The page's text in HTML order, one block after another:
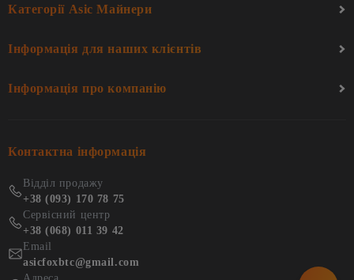
Категорії Asic Майнери
Інформація для наших клієнтів
Інформація про компанію
Контактна інформація
Відділ продажу
+38 (093) 170 78 75
Сервісний центр
+38 (068) 011 39 42
Email
asicfoxbtc@gmail.com